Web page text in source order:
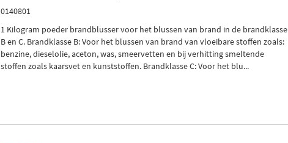
0140801
1 Kilogram poeder brandblusser voor het blussen van brand in de brandklasse
B en C. Brandklasse B: Voor het blussen van brand van vloeibare stoffen zoals:
benzine, dieselolie, aceton, was, smeervetten en bij verhitting smeltende
stoffen zoals kaarsvet en kunststoffen. Brandklasse C: Voor het blu...